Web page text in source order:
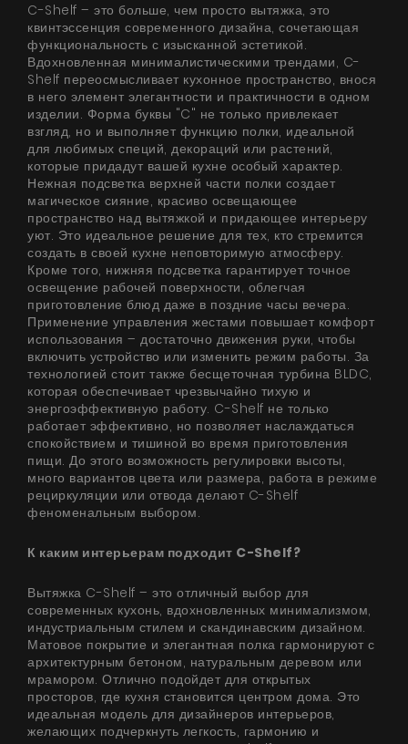
C-Shelf – это больше, чем просто вытяжка, это
квинтэссенция современного дизайна, сочетающая
функциональность с изысканной эстетикой.
Вдохновленная минималистическими трендами, C-
Shelf переосмысливает кухонное пространство, внося
в него элемент элегантности и практичности в одном
изделии. Форма буквы "C" не только привлекает
взгляд, но и выполняет функцию полки, идеальной
для любимых специй, декораций или растений,
которые придадут вашей кухне особый характер.
Нежная подсветка верхней части полки создает
магическое сияние, красиво освещающее
пространство над вытяжкой и придающее интерьеру
уют. Это идеальное решение для тех, кто стремится
создать в своей кухне неповторимую атмосферу.
Кроме того, нижняя подсветка гарантирует точное
освещение рабочей поверхности, облегчая
приготовление блюд даже в поздние часы вечера.
Применение управления жестами повышает комфорт
использования – достаточно движения руки, чтобы
включить устройство или изменить режим работы. За
технологией стоит также бесщеточная турбина BLDC,
которая обеспечивает чрезвычайно тихую и
энергоэффективную работу. C-Shelf не только
работает эффективно, но позволяет наслаждаться
спокойствием и тишиной во время приготовления
пищи. До этого возможность регулировки высоты,
много вариантов цвета или размера, работа в режиме
рециркуляции или отвода делают C-Shelf
феноменальным выбором.
К каким интерьерам подходит C-Shelf?
Вытяжка C-Shelf – это отличный выбор для
современных кухонь, вдохновленных минимализмом,
индустриальным стилем и скандинавским дизайном.
Матовое покрытие и элегантная полка гармонируют с
архитектурным бетоном, натуральным деревом или
мрамором. Отлично подойдет для открытых
просторов, где кухня становится центром дома. Это
идеальная модель для дизайнеров интерьеров,
желающих подчеркнуть легкость, гармонию и